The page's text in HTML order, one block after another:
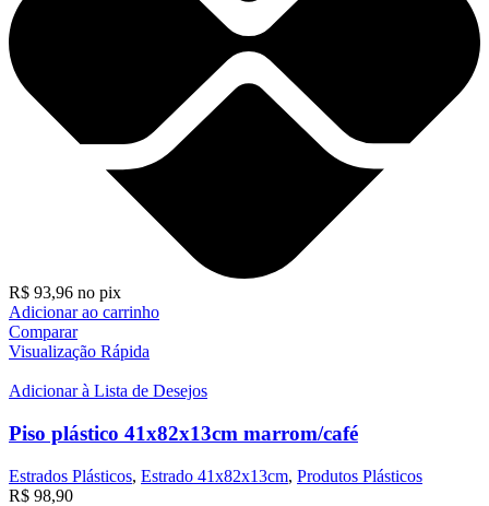
R$ 93,96 no pix
Adicionar ao carrinho
Comparar
Visualização Rápida
Adicionar à Lista de Desejos
Piso plástico 41x82x13cm marrom/café
Estrados Plásticos, Estrado 41x82x13cm, Produtos Plásticos
R$ 98,90